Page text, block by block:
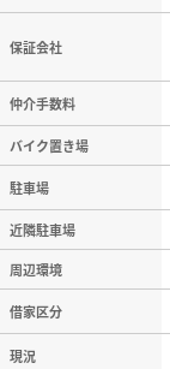
保証会社
仲介手数料
バイク置き場
駐車場
近隣駐車場
周辺環境
借家区分
現況